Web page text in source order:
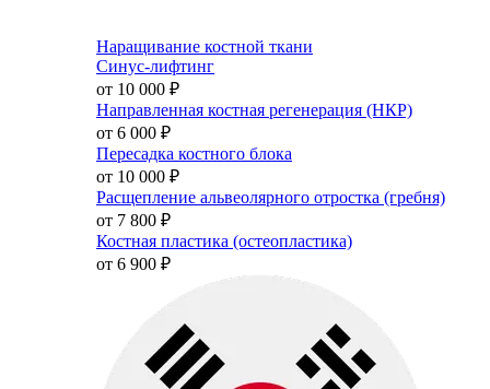
Наращивание костной ткани
Синус-лифтинг
от 10 000 ₽
Направленная костная регенерация (НКР)
от 6 000 ₽
Пересадка костного блока
от 10 000 ₽
Расщепление альвеолярного отростка (гребня)
от 7 800 ₽
Костная пластика (остеопластика)
от 6 900 ₽